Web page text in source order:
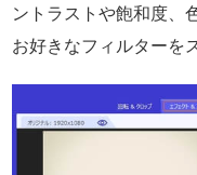
ントラストや飽和度、
お好きなフィルターを